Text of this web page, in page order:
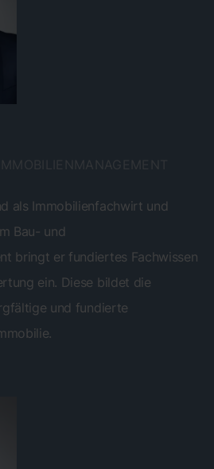
als Immobilienfachwirt und
Bau- und
bringt er fundiertes Fachwissen
ein. Diese bildet die
und fundierte